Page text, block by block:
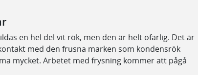
en hel del vit rök, men den är helt ofarlig. Det är
med den frusna marken som kondensrök
mycket. Arbetet med frysning kommer att pågå